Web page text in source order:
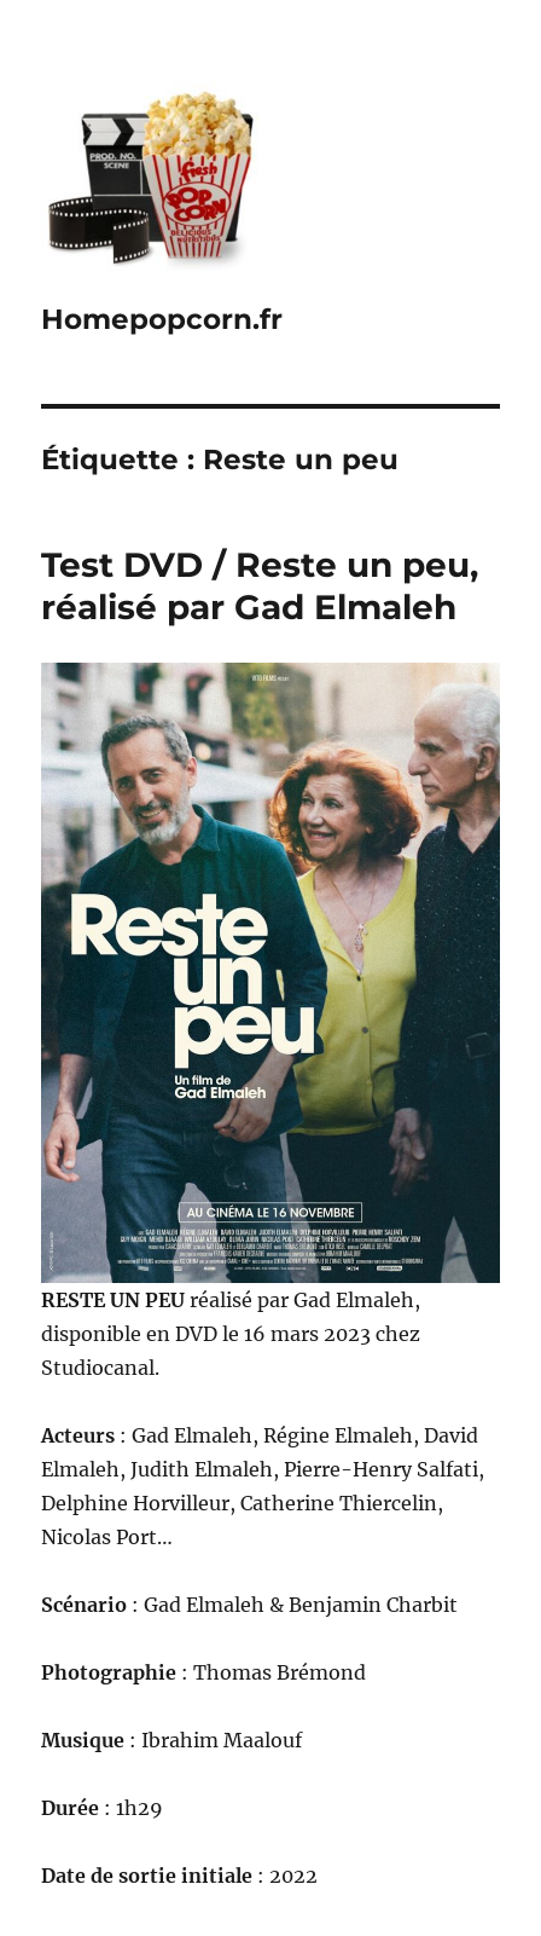
Homepopcorn.fr
Étiquette : Reste un peu
Test DVD / Reste un peu,
réalisé par Gad Elmaleh
RESTE UN PEUréalisé par Gad Elmaleh,
disponible en DVD le 16 mars 2023 chez
Studiocanal.
Acteurs : Gad Elmaleh, Régine Elmaleh, David
Elmaleh, Judith Elmaleh, Pierre-Henry Salfati,
Delphine Horvilleur, Catherine Thiercelin,
Nicolas Port…
Scénario : Gad Elmaleh & Benjamin Charbit
Photographie : Thomas Brémond
Musique : Ibrahim Maalouf
Durée : 1h29
Date de sortie initiale : 2022